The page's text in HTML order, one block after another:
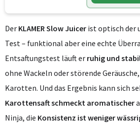
Der KLAMER Slow Juicer ist optisch der
Test – funktional aber eine echte
Entsaftungstest läuft er ruhig und
ohne Wackeln oder störende
Karotten. Und das Ergebnis kann sich
Karottensaft schmeckt aromatischer
Ninja, die Konsistenz ist weniger